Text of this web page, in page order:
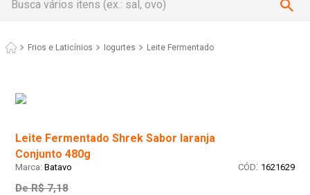
Frios e Laticínios Iogurtes Leite Fermentado
Leite Fermentado Shrek Sabor laranja
Conjunto 480g
Batavo : 1621629
De R$ 7,18